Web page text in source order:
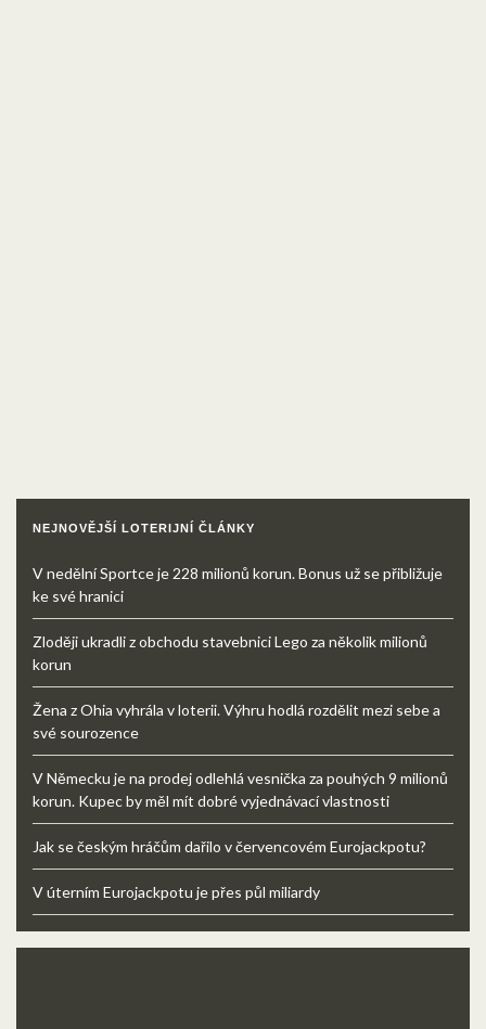
NEJNOVĚJŠÍ LOTERIJNÍ ČLÁNKY
V nedělní Sportce je 228 milionů korun. Bonus už se přibližuje
ke své hranici
Zloději ukradli z obchodu stavebnici Lego za několik milionů
korun
Žena z Ohia vyhrála v loterii. Výhru hodlá rozdělit mezi sebe a
své sourozence
V Německu je na prodej odlehlá vesnička za pouhých 9 milionů
korun. Kupec by měl mít dobré vyjednávací vlastnosti
Jak se českým hráčům dařilo v červencovém Eurojackpotu?
V úterním Eurojackpotu je přes půl miliardy